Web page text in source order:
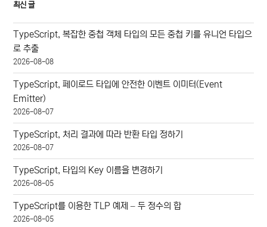
최신 글
TypeScript, 복잡한 중첩 객체 타입의 모든 중첩 키를 유니언 타입으
로 추출
2026-08-08
TypeScript, 페이로드 타입에 안전한 이벤트 이미터(Event
Emitter)
2026-08-07
TypeScript, 처리 결과에 따라 반환 타입 정하기
2026-08-07
TypeScript, 타입의 Key 이름을 변경하기
2026-08-05
TypeScript를 이용한 TLP 예제 – 두 정수의 합
2026-08-05